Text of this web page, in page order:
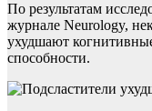
По результатам
журнале Neurology,
ухудшают
способности.